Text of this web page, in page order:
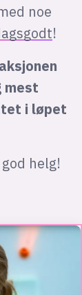
noe
!
mest
i løpet
helg!